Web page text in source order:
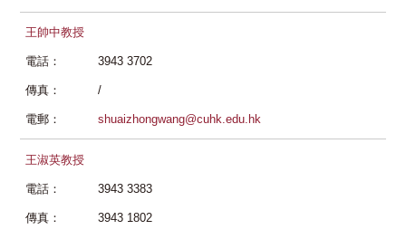
王帥中教授
電話： 3943 3702
傳真： /
電郵： shuaizhongwang@cuhk.edu.hk
王淑英教授
電話： 3943 3383
傳真： 3943 1802